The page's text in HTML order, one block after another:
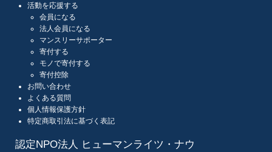
活動を応援する
会員になる
法人会員になる
マンスリーサポーター
寄付する
モノで寄付する
寄付控除
お問い合わせ
よくある質問
個人情報保護方針
特定商取引法に基づく表記
認定NPO法人 ヒューマンライツ・ナウ